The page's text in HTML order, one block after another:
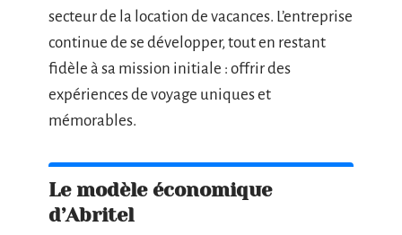
secteur de la location de vacances. L’entreprise
continue de se développer, tout en restant
fidèle à sa mission initiale : offrir des
expériences de voyage uniques et
mémorables.
Le modèle économique
d’Abritel